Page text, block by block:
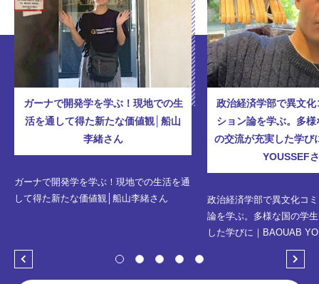
ガーナで開発学を学ぶ！現地での生
活を通して得た新たな価値観│船山
李緒さん
ガーナで開発学を学ぶ！現地での生活を通
して得た新たな価値観│船山李緒さん
政治経済学部で異文化
ション論を学ぶ。多
の交流が充実した学び
YOUSSEF
政治経済学部で異文化コ
論を学ぶ。多様な国の学
した学びに｜BAOUAB